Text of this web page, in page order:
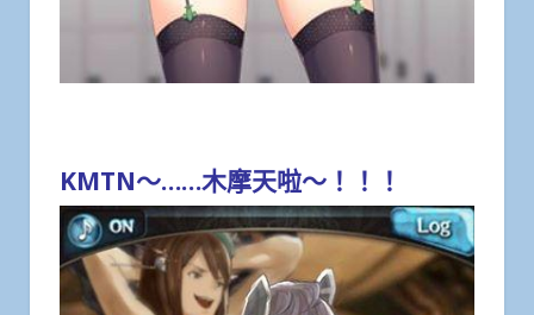
KMTN～……木摩天啦～！！！